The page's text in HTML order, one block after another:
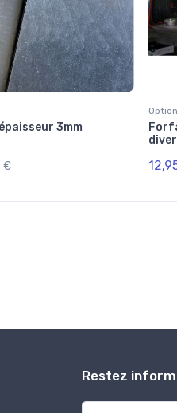
3mm
€
Restez